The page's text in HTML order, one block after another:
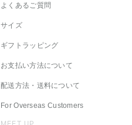
よくあるご質問
サイズ
ギフトラッピング
お支払い方法について
配送方法・送料について
For Overseas Customers